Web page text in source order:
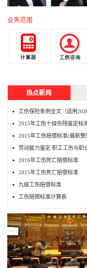
业务范围
热点新闻
工伤保险条例全文（适用
2015年工伤十级伤残鉴定标
2015年工伤赔偿标准(最新整
劳动能力鉴定 职工工伤与职
2016年工伤死亡赔偿标准
2015年工伤死亡赔偿标准
九级工伤赔偿标准
工伤赔偿标准计算表